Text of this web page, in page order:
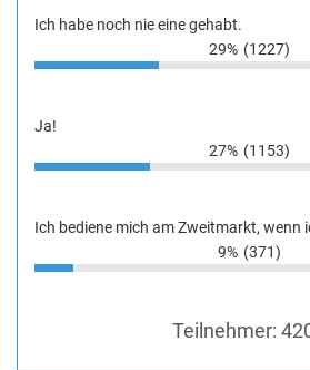
Ich habe noch nie eine gehabt.
29% (1227)
Ja!
27% (1153)
Ich bediene mich am Zweitmarkt, wenn
9% (371)
Teilnehmer: